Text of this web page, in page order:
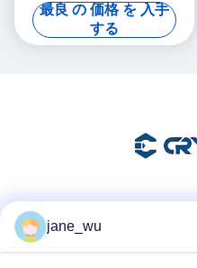
最良 の 価格 を 入手
する
jane_wu